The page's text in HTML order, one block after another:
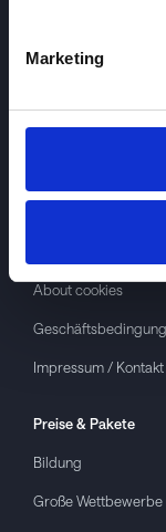
Marketing
About cookies
Impressum / Kontakt
Preise & Pakete
Bildung
Große Wettbewerbe